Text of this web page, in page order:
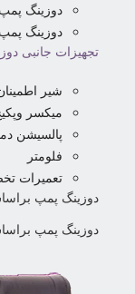
دوزینگ
دوزینگ
تجهیزات جانبی
شیر
میکسر
پالسیشن
فلومتر
تعمیرات
دوزینگ پمپ
دوزینگ پمپ